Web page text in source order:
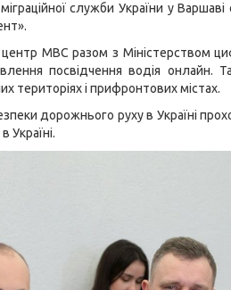
служби України у
центр МВС разом з Міністерством
посвідчення водія онлайн.
територіях і прифронтових містах.
дорожнього руху в Україні
Україні.